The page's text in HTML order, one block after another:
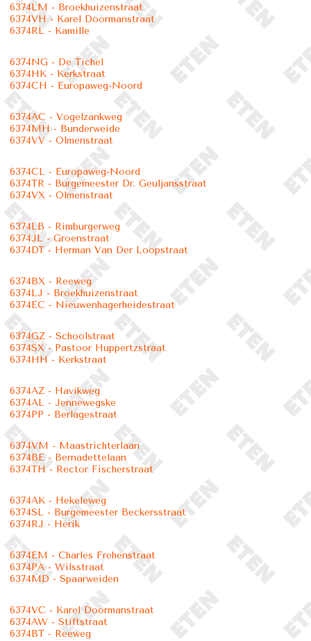
6374LM - Broekhuizenstraat
6374VH - Karel Doormanstraat
6374RL - Kamille
6374NG - De Tichel
6374HK - Kerkstraat
6374CH - Europaweg-Noord
6374AC - Vogelzankweg
6374MH - Bunderweide
6374VV - Olmenstraat
6374CL - Europaweg-Noord
6374TR - Burgemeester Dr. Geuljansstraat
6374VX - Olmenstraat
6374LB - Rimburgerweg
6374JL - Groenstraat
6374DT - Herman Van Der Loopstraat
6374BX - Reeweg
6374LJ - Broekhuizenstraat
6374EC - Nieuwenhagerheidestraat
6374GZ - Schoolstraat
6374SX - Pastoor Huppertzstraat
6374HH - Kerkstraat
6374AZ - Havikweg
6374AL - Jennewegske
6374PP - Berlagestraat
6374VM - Maastrichterlaan
6374BE - Bernadettelaan
6374TH - Rector Fischerstraat
6374AK - Hekeleweg
6374SL - Burgemeester Beckersstraat
6374RJ - Herik
6374EM - Charles Frehenstraat
6374PA - Wilsstraat
6374MD - Spaarweiden
6374VC - Karel Doormanstraat
6374AW - Stiftstraat
6374BT - Reeweg